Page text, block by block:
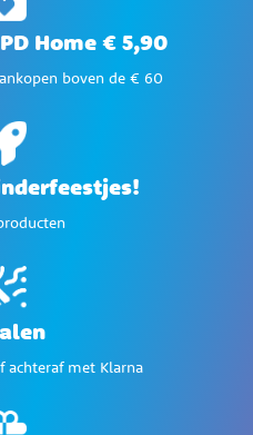
Home € 5,90
boven de € 60
achteraf met Klarna